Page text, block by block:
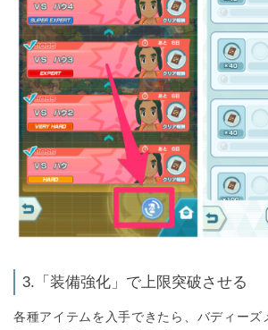
3.「装備強化」で上限突破させる
各種アイテムを入手できたら、バディーズ